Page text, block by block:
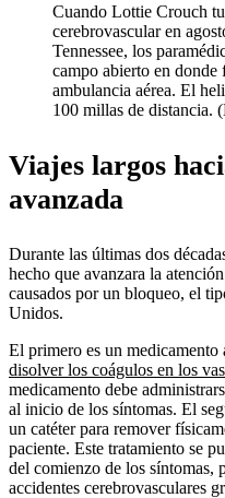
Cuando Lottie Crouch
cerebrovascular en
Tennessee, los
campo abierto en donde
ambulancia aérea. El
100 millas de distancia.
Viajes largos
avanzada
Durante las últimas dos
hecho que avanzara la
causados ​​por un bloqueo, el
Unidos.
El primero es un
disolver los coágulos en los
medicamento debe
al inicio de los síntomas. El
un catéter para remover
paciente. Este tratamiento se
del comienzo de los síntomas,
accidentes cerebrovasculares